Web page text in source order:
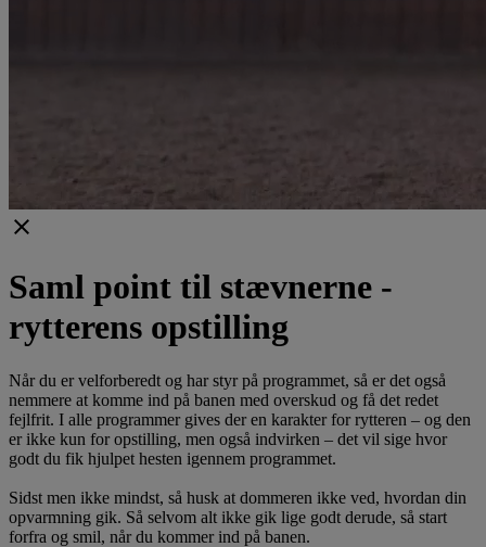
clear
Saml point til stævnerne -
rytterens opstilling
Når du er velforberedt og har styr på programmet, så er det også
nemmere at komme ind på banen med overskud og få det redet
fejlfrit. I alle programmer gives der en karakter for rytteren – og den
er ikke kun for opstilling, men også indvirken – det vil sige hvor
godt du fik hjulpet hesten igennem programmet.
Sidst men ikke mindst, så husk at dommeren ikke ved, hvordan din
opvarmning gik. Så selvom alt ikke gik lige godt derude, så start
forfra og smil, når du kommer ind på banen.